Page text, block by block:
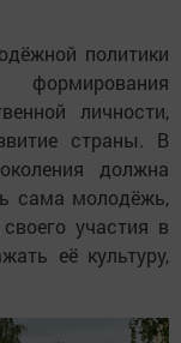
политики
личности,
страны. В
должна
сама молодёжь,
участия в
её культуру,